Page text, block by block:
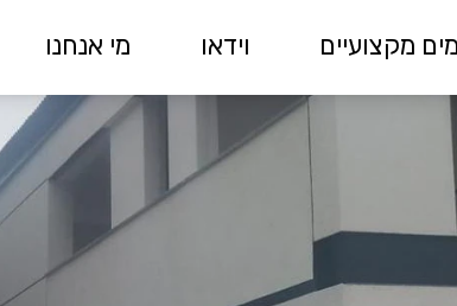
מקצועיים וידאו מי אנחנו